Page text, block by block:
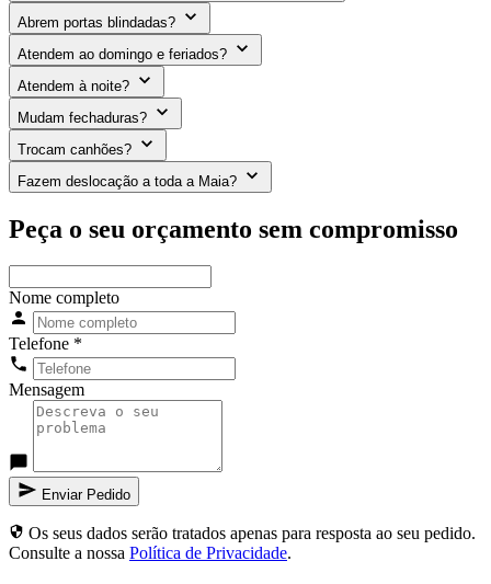
Abrem portas blindadas?
Atendem ao domingo e feriados?
Atendem à noite?
Mudam fechaduras?
Trocam canhões?
Fazem deslocação a toda a Maia?
Peça o seu orçamento sem compromisso
Nome completo
Telefone *
Mensagem
Enviar Pedido
Os seus dados serão tratados apenas para resposta ao seu pedido.
Consulte a nossa Política de Privacidade.